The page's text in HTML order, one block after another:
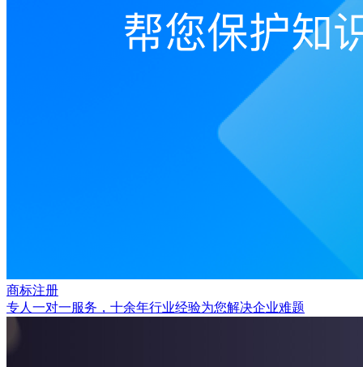
商标注册
专人一对一服务，十余年行业经验为您解决企业难题